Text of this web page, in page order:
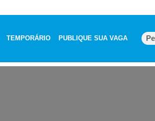
TEMPORÁRIO PUBLIQUE SUA VAGA